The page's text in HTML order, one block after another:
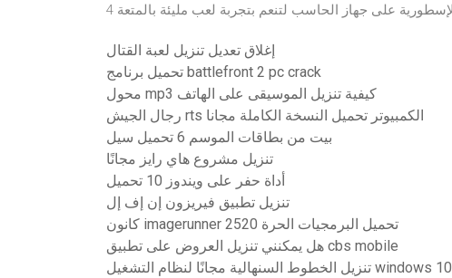
إغلاق تعديل تنزيل لعبة القتال
تحميل برنامج battlefront 2 pc crack
محول mp3 كيفية تنزيل الموسيقى على الهاتف
رجال الجيش rts الكمبيوتر تحميل النسخة الكاملة مجانا
بيت من بطاقات الموسم 6 تحميل سيل
تنزيل مشروع هاي رايز مجانًا
أداة حفر على ويندوز 10 تحميل
تنزيل تطبيق فيريزون إن إف إل
كانون imagerunner 2520 تحميل البرمجيات الحرة
هل يمكنني تنزيل العروض على تطبيق cbs mobile
تنزيل الخطوط السنهالية مجانًا لنظام التشغيل windows 10